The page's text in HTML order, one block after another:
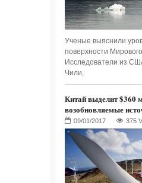
Ученые выяснили
поверхности
Исследователи из
Чили,
Китай выделит $360
возобновляемые
375